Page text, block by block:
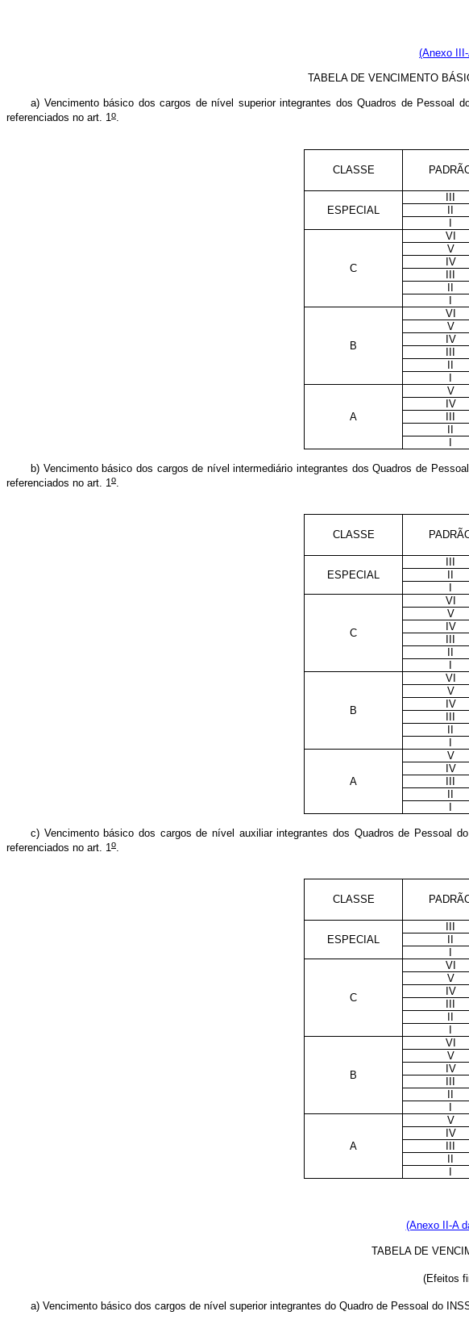
(Anexo
TABELA DE VENCIMENTO
a) Vencimento básico dos cargos de nível superior integrantes dos Quadros de Pessoal
referenciados no art. 1o.
CLASSE
ESPECIAL
III
II
I
C
VI
V
IV
III
II
I
B
VI
V
IV
III
II
I
A
V
IV
III
II
I
b) Vencimento básico dos cargos de nível intermediário integrantes dos Quadros de
referenciados no art. 1 o
CLASSE
ESPECIAL
C
VI
V
IV
B
VI
V
IV
A
V
IV
c) Vencimento básico dos cargos de nível auxiliar integrantes dos Quadros de Pessoal
referenciados no art. 1o.
CLASSE
ESPECIAL
C
VI
V
IV
B
VI
V
IV
A
V
IV
(Anexo II-A
TABELA DE
(Efeitos
a) Vencimento básico dos cargos de nível superior integrantes do Quadro de Pessoal do